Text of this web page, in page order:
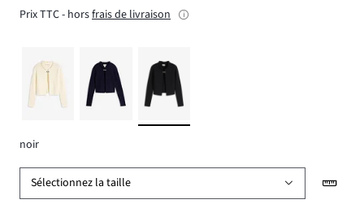
Prix TTC - horsfrais de livraison
noir
Sélectionnez la taille